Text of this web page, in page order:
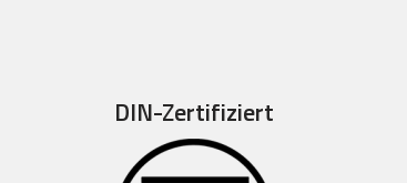
DIN-Zertifiziert